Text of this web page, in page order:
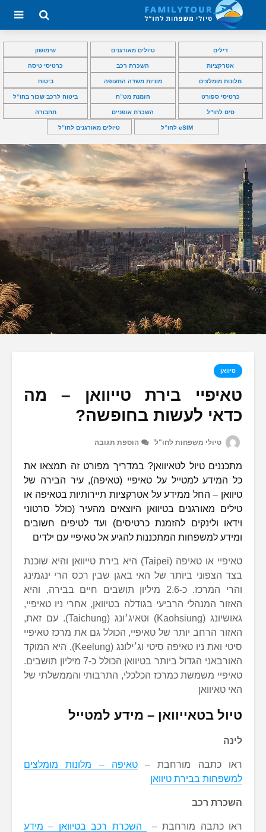
דילים טיולים מאורגנים שימושון
אטרקציות השכרת רכב כרטיסי טיסה
מלונות מומלצים מוניות משדה התעופה ביטוח
כרטיסי ספורט הזמנת מט”ח ביטוח לרכב שכור בחו”ל
סים לחו”ל השכרת אופניים תחבורה
eSIM לחו”ל טיולים מאורגנים לחו”ל
טיוואן
טאיפיי בירת טייוואן – מה
כדאי לעשות בחופשה?
טיולי משפחות לחו"ל הוספת תגובה
מתכננים טיול לטאיוואן? במדריך מפורט זה תמצאו את
כל המידע למטייל על טאיפיי (טאיפה), עיר הבירה של
טיוואן – החל ממידע על אטרקציות תיירותיות בטאיפה או
טילים מאורגנים בטיוואן היוצאים מהעיר (כולל סרטוני
וידאו ולינקים להזמנת כרטיסים) ועד לטיפים חשובים
ומידע למשפחות המתכננות להגיע אל טאיפיי עם ילדים
טאיפיי או טאיפה (Taipei) היא בירת טייוואן והיא שוכנת
בצד הצפוני ביותר של האי באגן שבין רכס הרי ינגמינג
והרי המרכז. כ-2.6 מיליון תושבים חיים בבירה, והיא
האזור המנהלי הרביעי בגודלה בטיוואן, אחרי ניו טאיפיי,
גאושיונג (Kaohsiung) וטאיג׳ונג (Taichung). עם זאת,
האזור הרחב יותר של טאיפיי, הכולל גם את מרכז טאיפיי
סיטי ואת ניו טאיפה סיטי וג׳ילונג (Keelung), היא המוקד
האורבאני הגדול ביותר בטיוואן הכולל כ-7 מיליון תושבים.
טאיפיי משמשת כמרכז הכלכלי, התרבותי והממשלתי של
האי טאיוואן
טיול בטאייוואן – מידע למטייל
לינה
ראו כתבה מורחבת –טאיפה – מלונות מומלצים
למשפחות בבירת טיוואן
השכרת רכב
ראו כתבה מורחבת –
השכרת רכב בטיוואן – מידע